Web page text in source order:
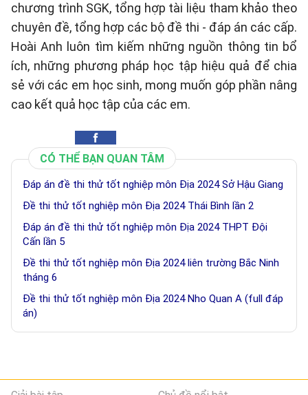
chương trình SGK, tổng hợp tài liệu tham khảo theo
chuyên đề, tổng hợp các bộ đề thi - đáp án các cấp.
Hoài Anh luôn tìm kiếm những nguồn thông tin bổ
ích, những phương pháp học tập hiệu quả để chia
sẻ với các em học sinh, mong muốn góp phần nâng
cao kết quả học tập của các em.
CÓ THỂ BẠN QUAN TÂM
Đáp án đề thi thử tốt nghiệp môn Địa 2024 Sở Hậu Giang
Đề thi thử tốt nghiệp môn Địa 2024 Thái Bình lần 2
Đáp án đề thi thử tốt nghiệp môn Địa 2024 THPT Đội
Cấn lần 5
Đề thi thử tốt nghiệp môn Địa 2024 liên trường Bắc Ninh
tháng 6
Đề thi thử tốt nghiệp môn Địa 2024 Nho Quan A (full đáp
án)